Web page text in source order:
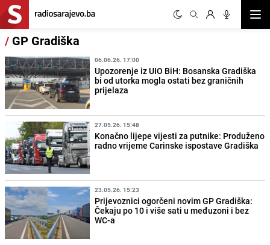
/ GP Gradiška
06.06.26. 17:00
Upozorenje iz UIO BiH: Bosanska Gradiška
bi od utorka mogla ostati bez graničnih
prijelaza
27.05.26. 15:48
Konačno lijepe vijesti za putnike: Produženo
radno vrijeme Carinske ispostave Gradiška
23.05.26. 15:23
Prijevoznici ogorčeni novim GP Gradiška:
Čekaju po 10 i više sati u međuzoni i bez
WC-a